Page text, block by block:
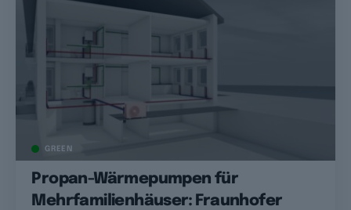
GREEN
Propan-Wärmepumpen für
Mehrfamilienhäuser: Fraunhofer